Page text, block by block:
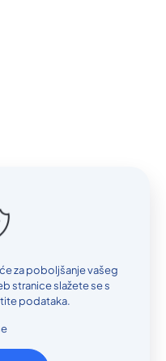
za poboljšanje vašeg
stranice slažete se s
podataka.